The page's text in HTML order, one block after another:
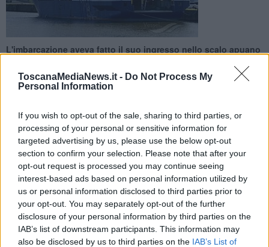
ToscanaMediaNews.it - Do Not Process My
Personal Information
If you wish to opt-out of the sale, sharing to third parties, or
processing of your personal or sensitive information for
targeted advertising by us, please use the below opt-out
section to confirm your selection. Please note that after your
opt-out request is processed you may continue seeing
interest-based ads based on personal information utilized by
us or personal information disclosed to third parties prior to
your opt-out. You may separately opt-out of the further
disclosure of your personal information by third parties on the
IAB’s list of downstream participants. This information may
also be disclosed by us to third parties on the IAB’s List of
L'imbarcazione aveva fatto il suo ingresso nello scalo apuano
fermo amministrativo
CARRARA —Lanave umanitaria Geo Barentsdi Medici senza
Frontiere ha lasciato il porto di Marina di Carrara dove era in
amministrativo
. L'imbarcazione aveva fatto il suo ingresso nello
scalo apuano il 20 Marzo scorso con 249 migranti a bordo, salvati
durante tre operazioni.
La nave ha salpato verso il porto di Augusta, in Sicilia, per motivi di
manutenzione. E' comunque ancora attivo il fermo amministrativo.
Fino al termine della sanzione, quindi, l'imbarcazione ed il suo